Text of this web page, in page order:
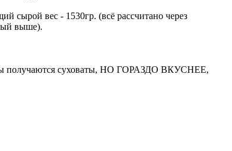
вес - 1530гр. (всё рассчитано через
выше).
получаются суховаты, НО ГОРАЗДО ВКУСНЕЕ,